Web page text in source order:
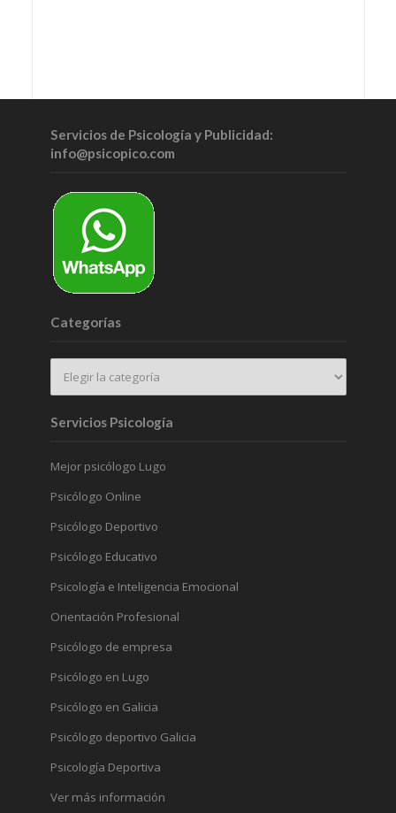
Servicios de Psicología y Publicidad:
info@psicopico.com
Categorías
Servicios Psicología
Mejor psicólogo Lugo
Psicólogo Online
Psicólogo Deportivo
Psicólogo Educativo
Psicología e Inteligencia Emocional
Orientación Profesional
Psicólogo de empresa
Psicólogo en Lugo
Psicólogo en Galicia
Psicólogo deportivo Galicia
Psicología Deportiva
Ver más información